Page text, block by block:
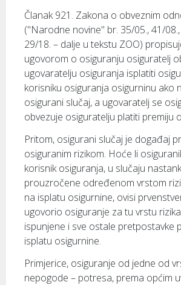
Članak 921. Zakona o obveznim
("Narodne novine" br. 35/05., 41/
29/18. – dalje u tekstu ZOO)
ugovorom o osiguranju osiguratelj
ugovaratelju osiguranja isplatiti
korisniku osiguranja osigurninu ako
osigurani slučaj, a ugovaratelj se
obvezuje osiguratelju platiti premiju
Pritom, osigurani slučaj je događaj
osiguranim rizikom. Hoće li
korisnik osiguranja, u slučaju
prouzročene određenom vrstom
na isplatu osigurnine, ovisi
ugovorio osiguranje za tu vrstu
ispunjene i sve ostale pretpostavke
isplatu osigurnine.
Primjerice, osiguranje od jedne od
nepogode – potresa, prema općim